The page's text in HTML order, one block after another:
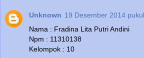
Unknown 19 Desember 2014
Nama : Fradina Lita Putri Andini
Npm : 11310138
Kelompok : 10